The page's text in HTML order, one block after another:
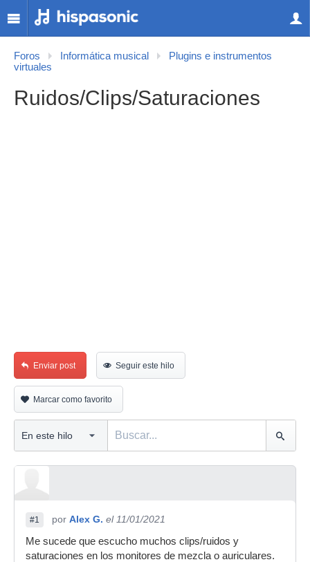
Foros Informática musical
Plugins e instrumentos
virtuales
Ruidos/Clips/Saturaciones
Enviar post Seguir este hilo
Marcar como favorito
#1 por Alex G. el 11/01/2021
Me sucede que escucho muchos clips/ruidos y
saturaciones en los monitores de mezcla o auriculares.